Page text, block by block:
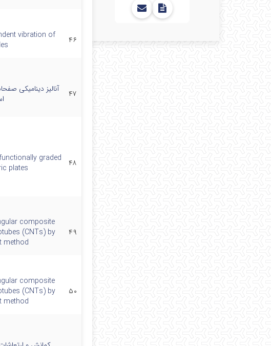
۴۶
vibration of
۴۷
آنالیز دینامیکی
۴۸
graded
plates
۴۹
composite
(CNTs) by
method
۵۰
composite
(CNTs) by
method